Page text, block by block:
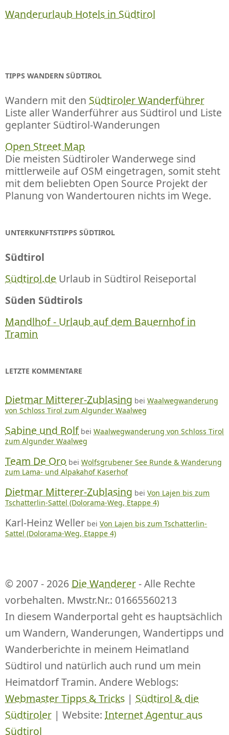
Wanderurlaub Hotels in Südtirol
TIPPS WANDERN SÜDTIROL
Wandern mit den Südtiroler Wanderführer
Liste aller Wanderführer aus Südtirol und Liste
geplanter Südtirol-Wanderungen
Open Street Map
Die meisten Südtiroler Wanderwege sind
mittlerweile auf OSM eingetragen, somit steht
mit dem beliebten Open Source Projekt der
Planung von Wandertouren nichts im Wege.
UNTERKUNFTSTIPPS SÜDTIROL
Südtirol
Südtirol.de Urlaub in Südtirol Reiseportal
Süden Südtirols
Mandlhof - Urlaub auf dem Bauernhof in
Tramin
LETZTE KOMMENTARE
Dietmar Mitterer-Zublasing bei Waalwegwanderung
von Schloss Tirol zum Algunder Waalweg
Sabine und Rolf bei Waalwegwanderung von Schloss Tirol
zum Algunder Waalweg
Team De Oro bei Wolfsgrubener See Runde & Wanderung
zum Lama- und Alpakahof Kaserhof
Dietmar Mitterer-Zublasing bei Von Lajen bis zum
Tschatterlin-Sattel (Dolorama-Weg, Etappe 4)
Karl-Heinz Weller bei Von Lajen bis zum Tschatterlin-
Sattel (Dolorama-Weg, Etappe 4)
© 2007 - 2026 Die Wanderer- Alle Rechte
vorbehalten. Mwstr.Nr.: 01665560213
In diesem Wanderportal geht es hauptsächlich
um Wandern, Wanderungen, Wandertipps und
Wanderberichte in meinem Heimatland
Südtirol und natürlich auch rund um mein
Heimatdorf Tramin. Andere Weblogs:
Webmaster Tipps & Tricks | Südtirol & die
Südtiroler | Website: Internet Agentur aus
Südtirol